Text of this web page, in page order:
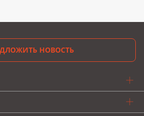
НОВОСТЬ